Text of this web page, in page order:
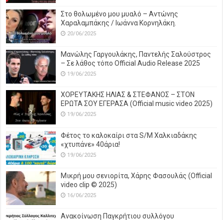
Στο θολωμένο μου μυαλό – Αντώνης
Χαραλαμπάκης / Ιωάννα Κορνηλάκη.
20/06/2025
Μανώλης Γαργουλάκης, Παντελής Σαλούστρος
– Σε λάθος τόπο Official Audio Release 2025
19/06/2025
ΧΟΡΕΥΤΑΚΗΣ ΗΛΙΑΣ & ΣΤΕΦΑΝΟΣ – ΣΤΟΝ
ΕΡΩΤΑ ΣΟΥ ΕΓΕΡΑΣΑ (Official music video 2025)
19/06/2025
Φέτος το καλοκαίρι στα S/M Χαλκιαδάκης
«χτυπάνε» 40άρια!
19/06/2025
Μικρή μου σενιορίτα, Χάρης Φασουλάς (Official
video clip © 2025)
16/06/2025
Ανακοίνωση Παγκρήτιου συλλόγου